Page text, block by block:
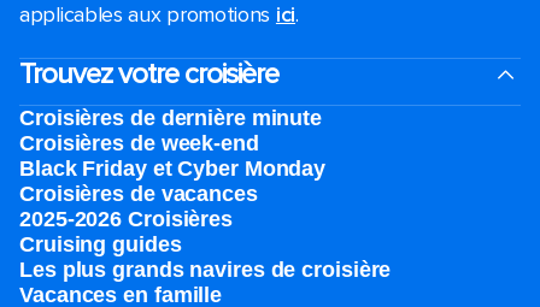
applicables aux promotions ici.
Trouvez votre croisière
Croisières de dernière minute
Croisières de week-end
Black Friday et Cyber Monday
Croisières de vacances
2025-2026 Croisières
Cruising guides
Les plus grands navires de croisière
Vacances en famille